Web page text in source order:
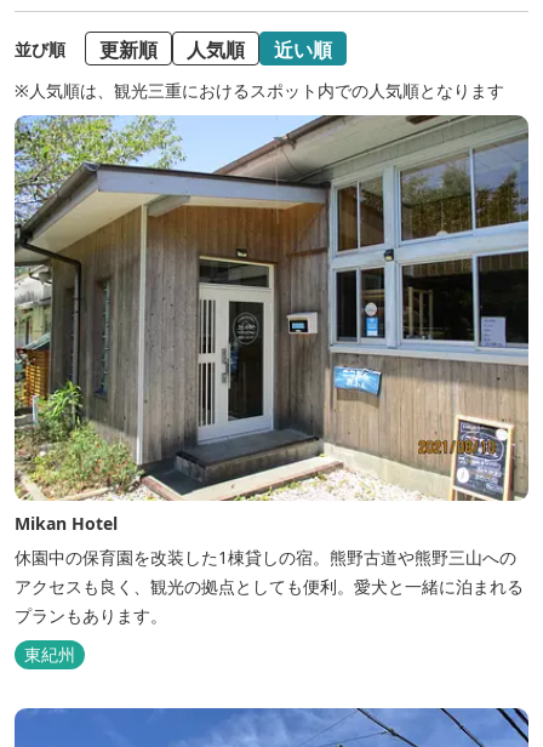
並び順 更新順 人気順 近い順
※人気順は、観光三重におけるスポット内での人気順となります
Mikan Hotel
休園中の保育園を改装した1棟貸しの宿。熊野古道や熊野三山への
アクセスも良く、観光の拠点としても便利。愛犬と一緒に泊まれる
プランもあります。
東紀州